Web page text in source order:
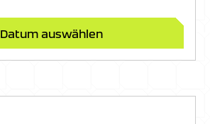
Datum auswählen